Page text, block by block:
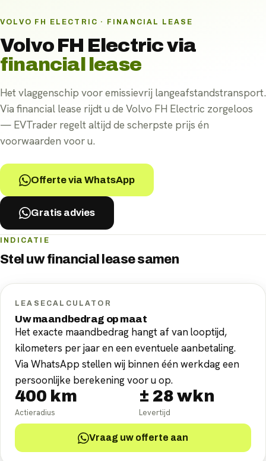
VOLVO FH ELECTRIC · FINANCIAL LEASE
Volvo FH Electricvia
financial lease
Het vlaggenschip voor emissievrij langeafstandstransport.
Via financial lease rijdt u de Volvo FH Electric zorgeloos
— EVTrader regelt altijd de scherpste prijs én
voorwaarden voor u.
Offerte via WhatsApp
Gratis advies
INDICATIE
Stel uwfinancial leasesamen
LEASECALCULATOR
Uw maandbedrag op maat
Het exacte maandbedrag hangt af van looptijd,
kilometers per jaar en een eventuele aanbetaling.
Via WhatsApp stellen wij binnen één werkdag een
persoonlijke berekening voor u op.
400 km
Actieradius
± 28 wkn
Levertijd
Vraag uw offerte aan